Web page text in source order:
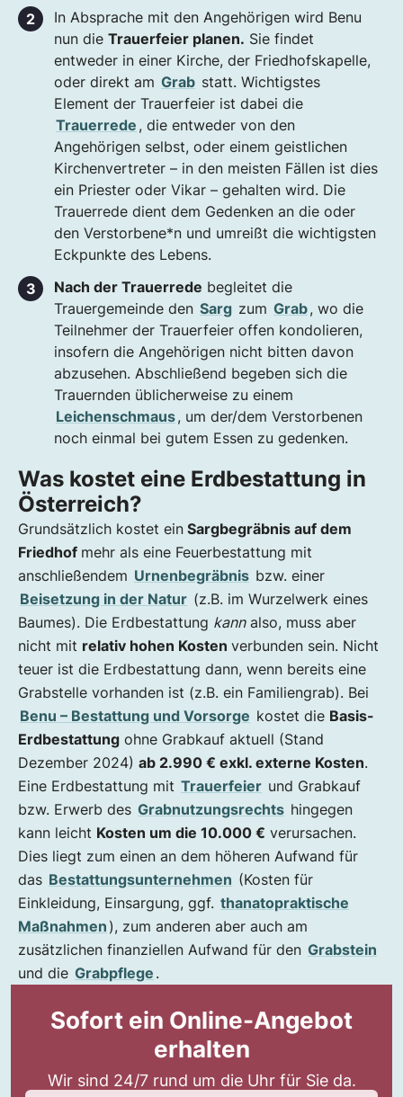
In Absprache mit den Angehörigen wird Benu
nun die Trauerfeier planen. Sie findet
entweder in einer Kirche, der Friedhofskapelle,
oder direkt am Grab statt. Wichtigstes
Element der Trauerfeier ist dabei die
Trauerrede , die entweder von den
Angehörigen selbst, oder einem geistlichen
Kirchenvertreter – in den meisten Fällen ist dies
ein Priester oder Vikar – gehalten wird. Die
Trauerrede dient dem Gedenken an die oder
den Verstorbene*n und umreißt die wichtigsten
Eckpunkte des Lebens.
Nach der Trauerrede begleitet die
Trauergemeinde den Sarg zum Grab, wo die
Teilnehmer der Trauerfeier offen kondolieren,
insofern die Angehörigen nicht bitten davon
abzusehen. Abschließend begeben sich die
Trauernden üblicherweise zu einem
Leichenschmaus, um der/dem Verstorbenen
noch einmal bei gutem Essen zu gedenken.
Was kostet eine Erdbestattung in
Österreich?
Grundsätzlich kostet ein Sargbegräbnis auf dem
Friedhof mehr als eine Feuerbestattung mit
anschließendem Urnenbegräbnis bzw. einer
Beisetzung in der Natur (z.B. im Wurzelwerk eines
Baumes). Die Erdbestattung kannalso, muss aber
nicht mit relativ hohen Kosten verbunden sein. Nicht
teuer ist die Erdbestattung dann, wenn bereits eine
Grabstelle vorhanden ist (z.B. ein Familiengrab). Bei
Benu – Bestattung und Vorsorge kostet die Basis-
Erdbestattung ohne Grabkauf aktuell (Stand
Dezember 2024) ab 2.990 € exkl. externe Kosten.
Eine Erdbestattung mit Trauerfeier und Grabkauf
bzw. Erwerb des Grabnutzungsrechts hingegen
kann leicht Kosten um die 10.000 € verursachen.
Dies liegt zum einen an dem höheren Aufwand für
das Bestattungsunternehmen (Kosten für
Einkleidung, Einsargung, ggf. thanatopraktische
Maßnahmen ), zum anderen aber auch am
zusätzlichen finanziellen Aufwand für den Grabstein
und die Grabpflege .
Sofort ein Online-Angebot
erhalten
Wir sind 24/7 rund um die Uhr für Sie da.